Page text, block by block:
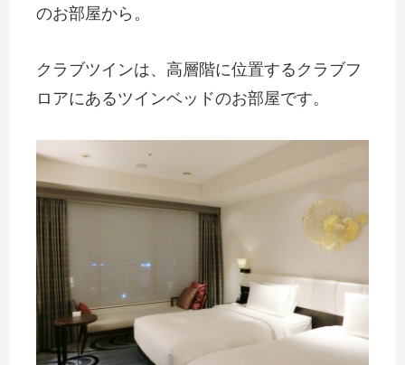
のお部屋から。
クラブツインは、高層階に位置するクラブフ
ロアにあるツインベッドのお部屋です。